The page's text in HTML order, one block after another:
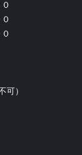
６：００
）